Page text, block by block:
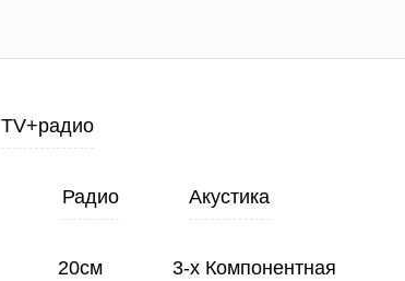
TV+радио
Радио Акустика
20см 3-х Компонентная